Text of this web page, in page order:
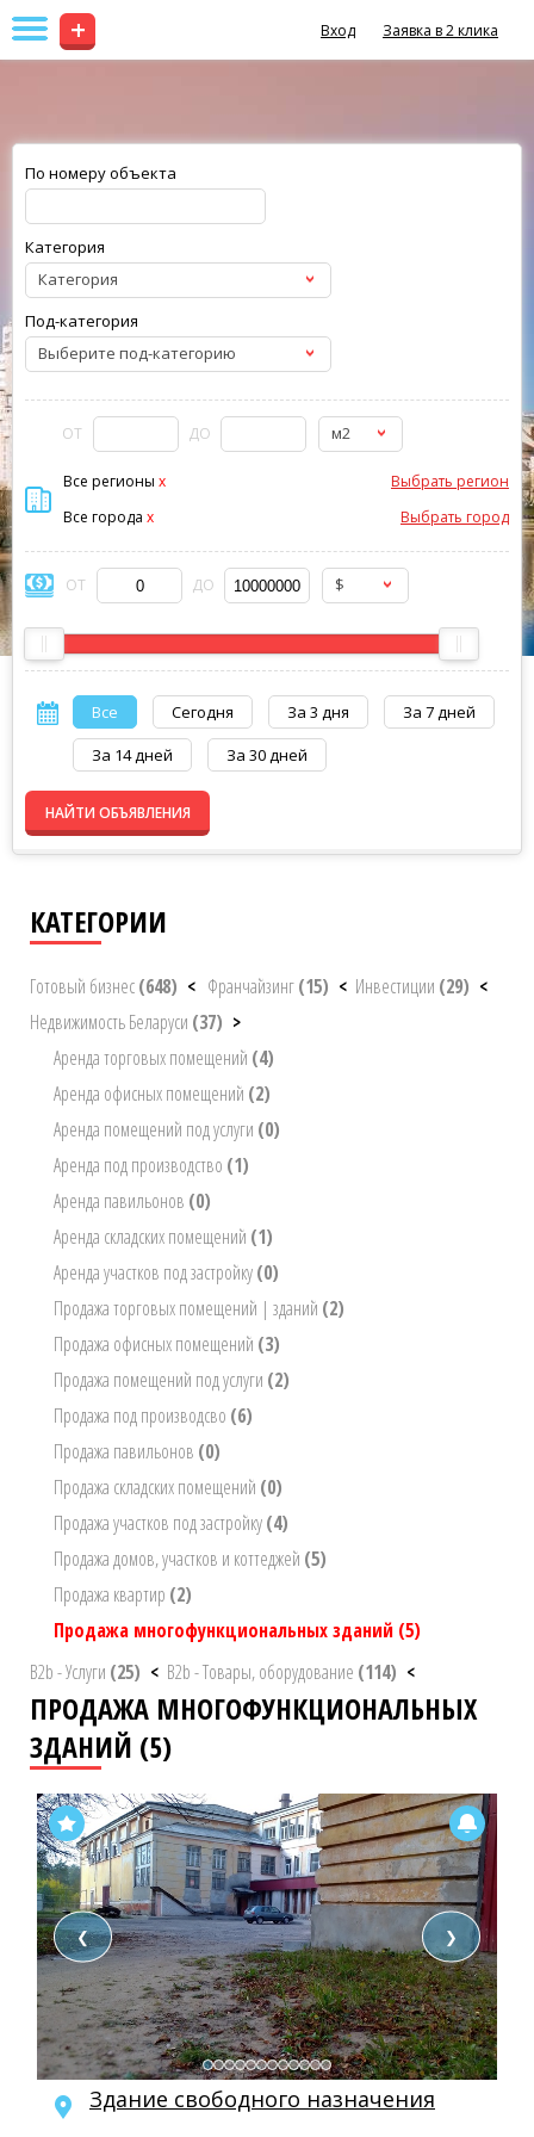
+ Вход Заявка в 2 клика
Категория
Категория
Под-категория
Выберите под-категорию
По номеру объекта
ОТ ДО м2
Все регионы Выбрать регион
x
Все города
Выбрать город
x
ОТ ДО $
Все Сегодня За 3 дня
За 7 дней
За 14 дней
За 30 дней
НАЙТИ ОБЪЯВЛЕНИЯ
КАТЕГОРИИ
Готовый бизнес(648) < Франчайзинг(15) < Инвестиции (29) <
Недвижимость Беларуси (37) >
Аренда торговых помещений (4)
Аренда офисных помещений (2)
Аренда помещений под услуги (0)
Аренда под производство (1)
Аренда павильонов (0)
Аренда складских помещений (1)
Аренда участков под застройку(0)
Продажа торговых помещений | зданий (2)
Продажа офисных помещений (3)
Продажа помещений под услуги (2)
Продажа под производсво (6)
Продажа павильонов (0)
Продажа складских помещений (0)
Продажа участков под застройку(4)
Продажа домов, участков и коттеджей (5)
Продажа квартир (2)
Продажа многофункциональных зданий (5)
B2b - Услуги (25) < B2b - Товары, оборудование (114) <
ПРОДАЖА МНОГОФУНКЦИОНАЛЬНЫХ
ЗДАНИЙ (5)
❮ ❯
Здание свободного назначения